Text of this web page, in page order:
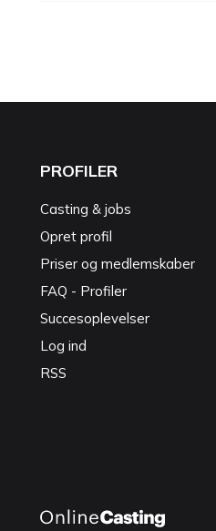
PROFILER
Casting & jobs
Opret profil
Priser og medlemskaber
FAQ - Profiler
Succesoplevelser
Log ind
RSS